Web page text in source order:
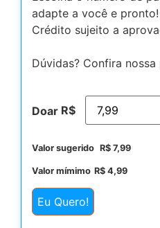
adapte a você e pronto!
Crédito sujeito a
Dúvidas? Confira
Doar R$
Valor sugerido R$ 7,99
Valor mímimo R$ 4,99
Eu Quero!